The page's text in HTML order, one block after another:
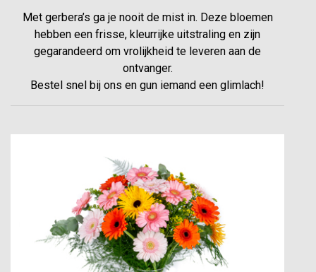
Met gerbera’s ga je nooit de mist in. Deze bloemen
hebben een frisse, kleurrijke uitstraling en zijn
gegarandeerd om vrolijkheid te leveren aan de
ontvanger.
Bestel snel bij ons en gun iemand een glimlach!